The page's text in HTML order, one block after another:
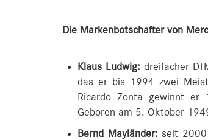
Die Markenbotschafter von
Klaus Ludwig: dreifacher
das er bis 1994 zwei
Ricardo Zonta gewinnt er
Geboren am 5. Oktober
Bernd Mayländer: seit 2000